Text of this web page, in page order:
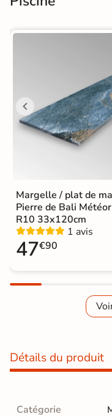
Margelle / plat de
Pierre de Bali
R10 33x120cm
1 avis
47€90
Détails du produit
Catégorie